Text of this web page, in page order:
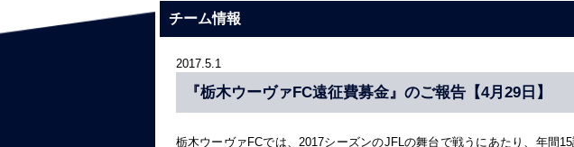
チーム情報
2017.5.1
『栃木ウーヴァFC遠征費募金』のご報告【4月29日】
栃木ウーヴァFCでは、2017シーズンのJFLの舞台で戦うにあたり、年間